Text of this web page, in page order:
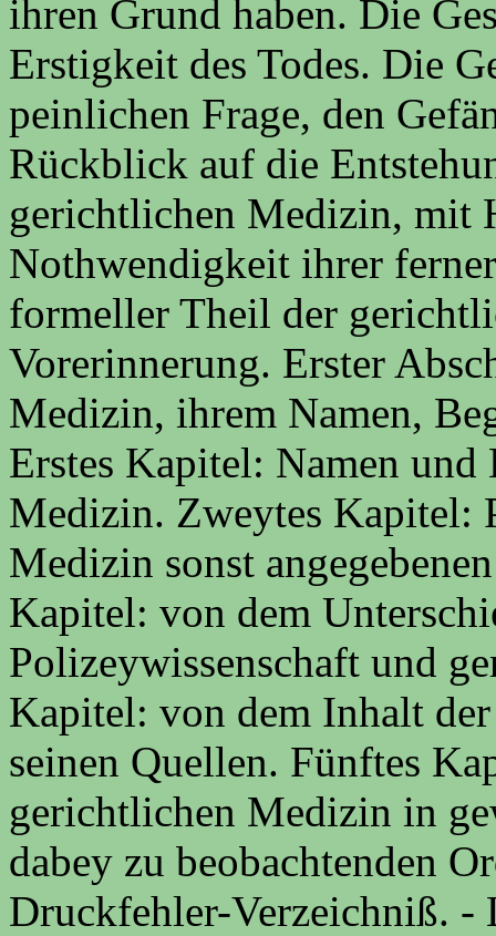
ihren Grund haben. Die
Erstigkeit des Todes. Die
peinlichen Frage, den
Rückblick auf die
gerichtlichen Medizin, mit
Nothwendigkeit ihrer
formeller Theil der
Vorerinnerung. Erster
Medizin, ihrem Namen,
Erstes Kapitel: Namen
Medizin. Zweytes Kapitel:
Medizin sonst
Kapitel: von dem
Polizeywissenschaft und
Kapitel: von dem Inhalt
seinen Quellen. Fünftes
gerichtlichen Medizin in
dabey zu beobachtenden
Druckfehler-Verzeichniß. -